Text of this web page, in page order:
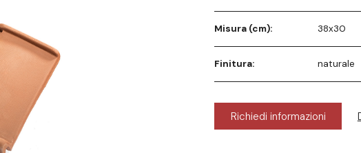
Misura (cm): 38x30
Finitura: naturale
Richiedi informazioni